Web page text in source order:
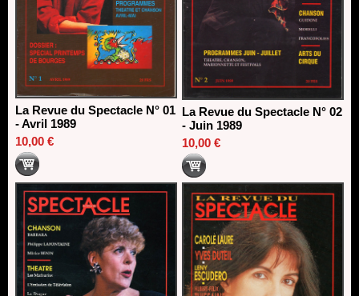
La Revue du Spectacle N° 01
- Avril 1989
10,00 €
La Revue du Spectacle N° 02
- Juin 1989
10,00 €